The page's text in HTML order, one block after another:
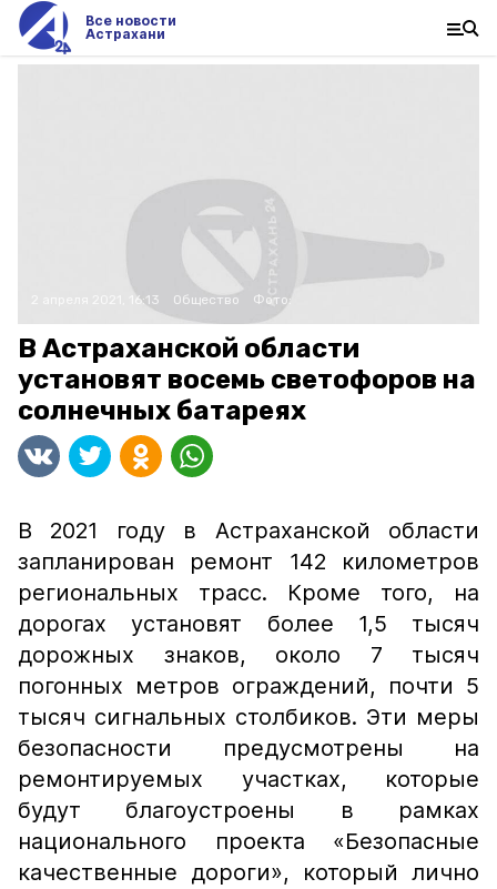
Все новости
Астрахани
2 апреля 2021, 16:13 Общество Фото:
В Астраханской области
установят восемь светофоров на
солнечных батареях
В 2021 году в Астраханской области
запланирован ремонт 142 километров
региональных трасс. Кроме того, на
дорогах установят более 1,5 тысяч
дорожных знаков, около 7 тысяч
погонных метров ограждений, почти 5
тысяч сигнальных столбиков. Эти меры
безопасности предусмотрены на
ремонтируемых участках, которые
будут благоустроены в рамках
национального проекта «Безопасные
качественные дороги», который лично